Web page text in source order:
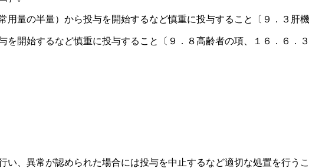
量の半量）から投与を開始するなど慎重に投与すること〔９．３肝
開始するなど慎重に投与すること〔９．８高齢者の項、１６．６．３
、異常が認められた場合には投与を中止するなど適切な処置を行うこ